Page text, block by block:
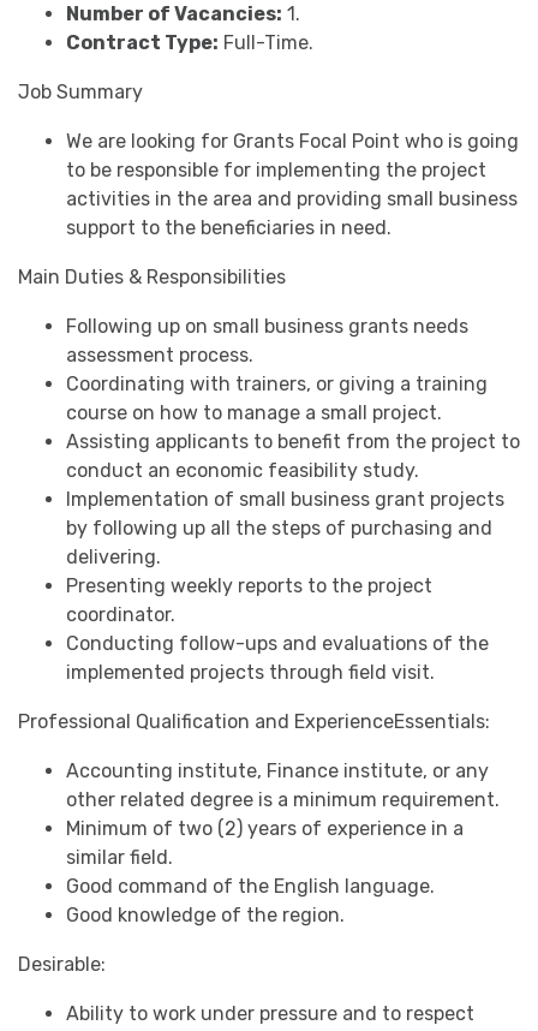
Number of Vacancies: 1.
Contract Type: Full-Time.
Job Summary
We are looking for Grants Focal Point who is going
to be responsible for implementing the project
activities in the area and providing small business
support to the beneficiaries in need.
Main Duties & Responsibilities
Following up on small business grants needs
assessment process.
Coordinating with trainers, or giving a training
course on how to manage a small project.
Assisting applicants to benefit from the project to
conduct an economic feasibility study.
Implementation of small business grant projects
by following up all the steps of purchasing and
delivering.
Presenting weekly reports to the project
coordinator.
Conducting follow-ups and evaluations of the
implemented projects through field visit.
Professional Qualification and ExperienceEssentials:
Accounting institute, Finance institute, or any
other related degree is a minimum requirement.
Minimum of two (2) years of experience in a
similar field.
Good command of the English language.
Good knowledge of the region.
Desirable:
Ability to work under pressure and to respect